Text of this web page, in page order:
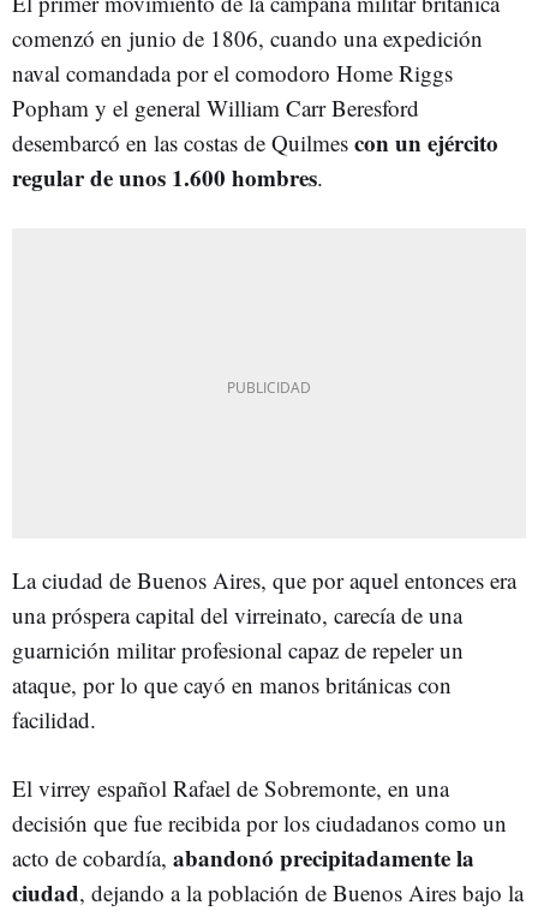
comenzó en junio de 1806, cuando una expedición
naval comandada por el comodoro Home Riggs
Popham y el general William Carr Beresford
desembarcó en las costas de Quilmes con un ejército
regular de unos 1.600 hombres.
La ciudad de Buenos Aires, que por aquel entonces era
una próspera capital del virreinato, carecía de una
guarnición militar profesional capaz de repeler un
ataque, por lo que cayó en manos británicas con
facilidad.
El virrey español Rafael de Sobremonte, en una
decisión que fue recibida por los ciudadanos como un
acto de cobardía, abandonó precipitadamente la
ciudad, dejando a la población de Buenos Aires bajo la